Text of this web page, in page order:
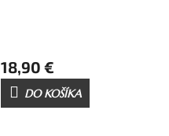
18,90 €
DO KOŠÍKA